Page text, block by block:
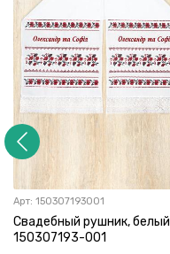
Арт: 150307193001
Свадебный рушник, белый
150307193-001